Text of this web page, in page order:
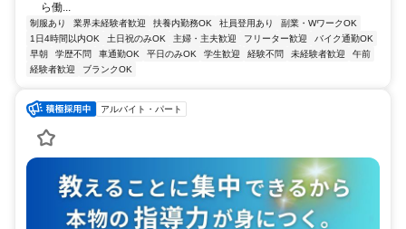
ら働...
制服あり 業界未経験者歓迎 扶養内勤務OK 社員登用あり
副業・WワークOK
1日4時間以内OK
土日祝のみOK 主婦・主夫歓迎 フリーター歓迎
バイク通勤OK
早朝
学歴不問 車通勤OK 平日のみOK 学生歓迎 経験不問 未経験者歓迎
午前
経験者歓迎
ブランクOK
アルバイト・パート